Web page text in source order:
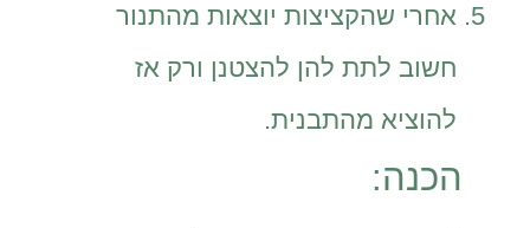
אחרי שהקציצות יוצאות מהתנור
חשוב לתת להן להצטנן ורק אז
להוציא מהתבנית.
הכנה: